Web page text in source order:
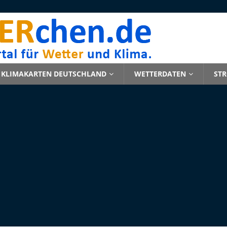
KLIMAKARTEN DEUTSCHLAND WETTERDATEN